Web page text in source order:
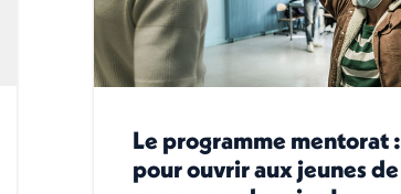
Le programme mentorat :
pour ouvrir aux jeunes de